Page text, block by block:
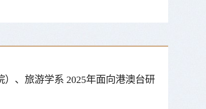
、旅游学系 2025年面向港澳台研